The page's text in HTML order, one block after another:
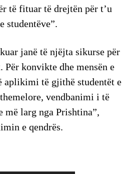
të fituar të drejtën për t’u
studentëve”.
janë të njëjta sikurse për
konvikte dhe mensën e
aplikimi të gjithë studentët e
vendbanimi i të
më larg nga Prishtina”,
e qendrës.